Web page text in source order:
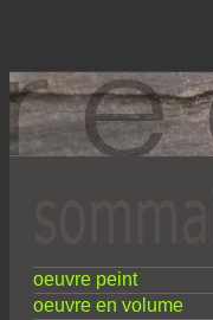
oeuvre peint
oeuvre en volume